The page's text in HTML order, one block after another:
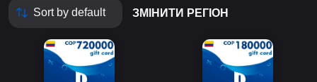
ЗМІНИТИ РЕГІОН